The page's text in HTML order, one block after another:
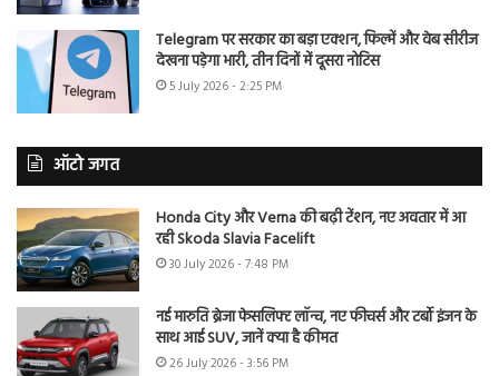
Telegram पर सरकार का बड़ा एक्शन, फिल्में और वेब सीरीज
देखना पड़ेगा भारी, तीन दिनों में दूसरा नोटिस
5 July 2026 - 2:25 PM
ऑटो जगत
Honda City और Verna की बढ़ी टेंशन, नए अवतार में आ
रही Skoda Slavia Facelift
30 July 2026 - 7:48 PM
नई मारुति ब्रेजा फेसलिफ्ट लॉन्च, नए फीचर्स और टर्बो इंजन के
साथ आई SUV, जानें क्या है कीमत
26 July 2026 - 3:56 PM